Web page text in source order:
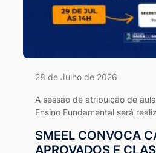
28 de Julho de 2026
A sessão de atribuição de
Ensino Fundamental será
SMEEL CONVOCA
APROVADOS E